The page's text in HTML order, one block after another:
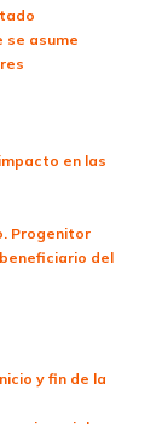
se asume
en las
Progenitor
del
y fin de la